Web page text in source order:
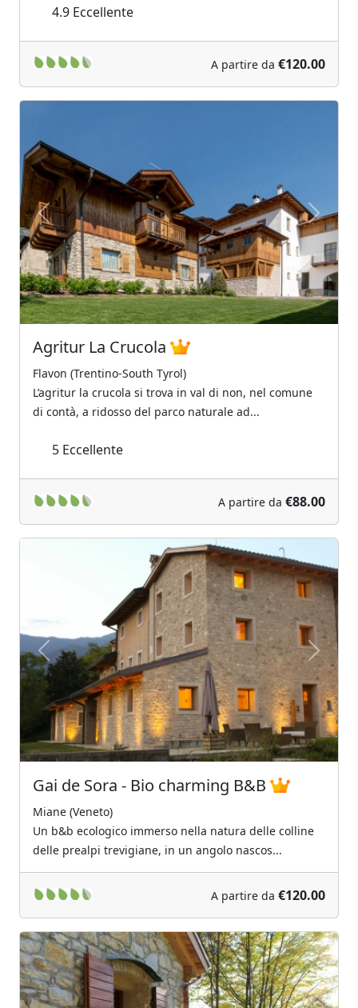
4.9 Eccellente
A partire da €120.00
Previous Next
Agritur La Crucola
Flavon (Trentino-South Tyrol)
L’agritur la crucola si trova in val di non, nel comune
di contà, a ridosso del parco naturale ad...
5 Eccellente
A partire da €88.00
Previous Next
Gai de Sora - Bio charming B&B
Miane (Veneto)
Un b&b ecologico immerso nella natura delle colline
delle prealpi trevigiane, in un angolo nascos...
A partire da €120.00